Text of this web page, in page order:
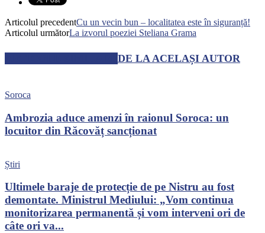
Articolul precedentCu un vecin bun – localitatea este în siguranță!
Articolul următorLa izvorul poeziei Steliana Grama
DE LA ACELAȘI AUTOR
Soroca
Ambrozia aduce amenzi în raionul Soroca: un
locuitor din Răcovăț sancționat
Știri
Ultimele baraje de protecție de pe Nistru au fost
demontate. Ministrul Mediului: „Vom continua
monitorizarea permanentă și vom interveni ori de
câte ori va...